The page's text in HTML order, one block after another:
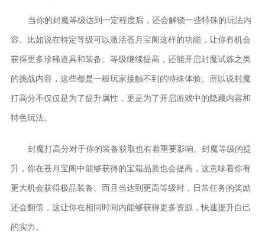
当你的封魔等级达到一定程度后，还会解锁一些特殊的玩法内
容。比如说在特定等级可以激活苍月宝阁这样的功能，让你有机会
获得更多珍稀道具和装备。等级继续提高，还能开启封魔试炼之类
的挑战内容，这些都是一般玩家接触不到的特殊体验。所以说封魔
打高分不仅仅是为了提升属性，更是为了开启游戏中的隐藏内容和
特色玩法。
封魔打高分对于你的装备获取也有着重要影响。封魔等级的提
升，你在苍月宝阁中能够获得的宝箱品质也会提高，这意味着你有
更大机会获得极品装备。而且当达到更高等级时，日常任务的奖励
还会翻倍，这让你在相同时间内能够获得更多资源，快速提升自己
的实力。